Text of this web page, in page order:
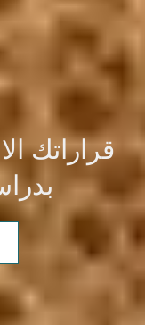
قراراتك